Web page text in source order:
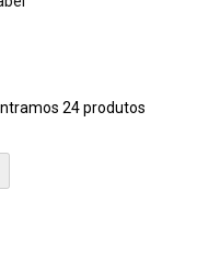
24 produtos